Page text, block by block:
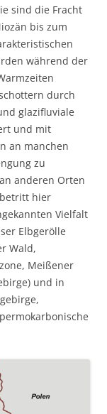
sind die Fracht
bis zum
während der
durch
glazifluviale
und mit
an manchen
zu
anderen Orten
hier
Vielfalt
Elbgerölle
Wald,
Meißener
und in